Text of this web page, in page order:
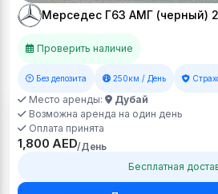
Мерседес Г63 АМГ (черный)
Проверить наличие
Без депозита 250км / День
Место аренды:
Дубай
Возможна аренда на один день
Оплата принята
1,800 AED/День
Бесплатная